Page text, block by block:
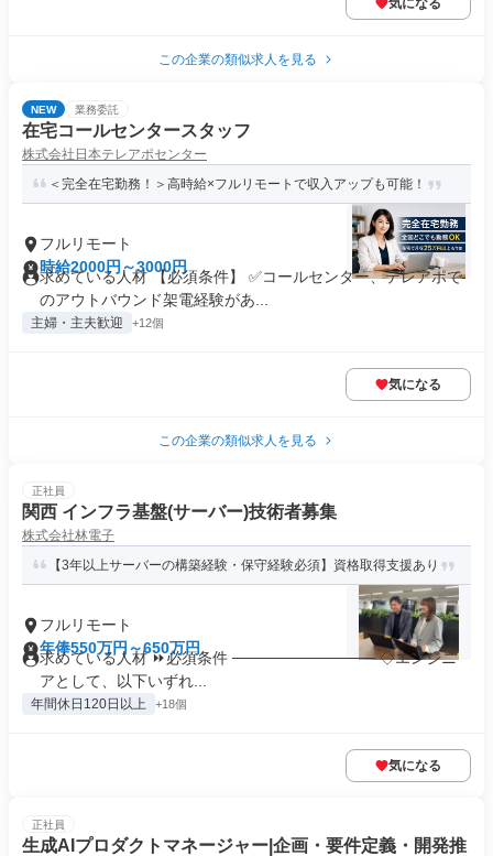
気になる
この企業の類似求人を見る
NEW 業務委託
在宅コールセンタースタッフ
株式会社日本テレアポセンター
＜完全在宅勤務！＞高時給×フルリモートで収入アップも可能！
フルリモート
時給2000円～3000円
求めている人材 【必須条件】 ✅コールセンター、テレアポで
のアウトバウンド架電経験があ...
主婦・主夫歓迎 +12個
気になる
この企業の類似求人を見る
正社員
関西 インフラ基盤(サーバー)技術者募集
株式会社林電子
【3年以上サーバーの構築経験・保守経験必須】資格取得支援あり
フルリモート
年俸550万円～650万円
求めている人材 ⏩必須条件 ───────────── ◇エンジニ
アとして、以下いずれ...
年間休日120日以上 +18個
気になる
正社員
生成AIプロダクトマネージャー|企画・要件定義・開発推